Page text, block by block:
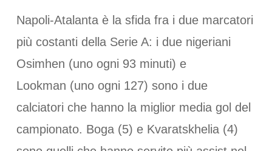
Napoli-Atalanta è la sfida fra i due marcatori
più costanti della Serie A: i due nigeriani
Osimhen (uno ogni 93 minuti) e
Lookman (uno ogni 127) sono i due
calciatori che hanno la miglior media gol del
campionato. Boga (5) e Kvaratskhelia (4)